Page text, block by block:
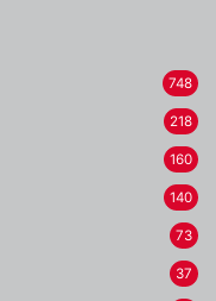
748
218
160
140
73
37